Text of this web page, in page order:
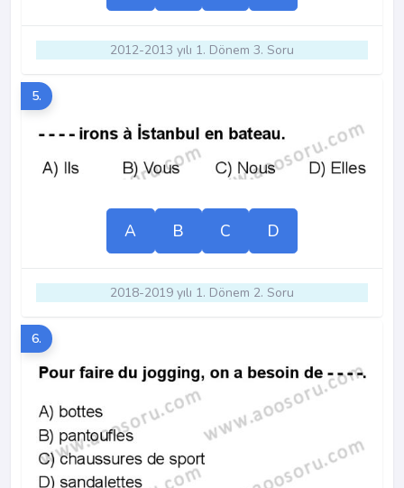
2012-2013 yılı 1. Dönem 3. Soru
5.
A B C D
2018-2019 yılı 1. Dönem 2. Soru
6.